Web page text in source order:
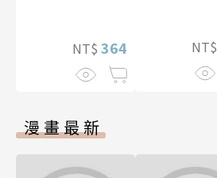
NT$ 364 NT$
漫畫最新